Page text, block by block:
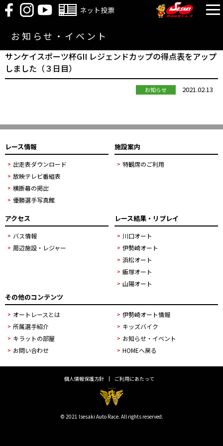
ネット投票
お知らせ・イベント
サンケイスポーツ杯GII レジェンドカップの得点表をアップ
しました（３日目）
お知らせ 2021.02.13
レース情報
出走表ダウンロード
放映テレビ番組表
横断幕の掲出
優勝選手写真館
施設案内
特観席のご利用
アクセス
バス情報
周辺施設・レジャー
レース結果・リプレイ
川口オート
伊勢崎オート
浜松オート
飯塚オート
山陽オート
その他のコンテンツ
オートレースとは
伊勢崎オート情報
所属選手紹介
キッズバイク
キラットの部屋
お知らせ・イベント
お問い合わせ
HOMEへ戻る
個人情報保護方針 ご利用にあたって
© 2021 Isesaki Auto Race. All rights reserved.